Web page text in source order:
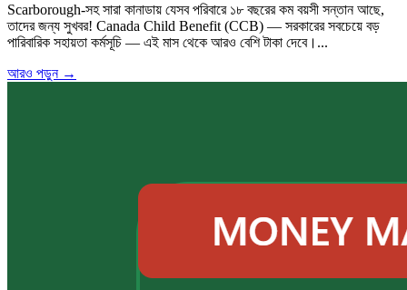
Scarborough-সহ সারা কানাডায় যেসব পরিবারে ১৮ বছরের কম বয়সী সন্তান আছে,
তাদের জন্য সুখবর! Canada Child Benefit (CCB) — সরকারের সবচেয়ে বড়
পারিবারিক সহায়তা কর্মসূচি — এই মাস থেকে আরও বেশি টাকা দেবে।...
আরও পড়ুন →